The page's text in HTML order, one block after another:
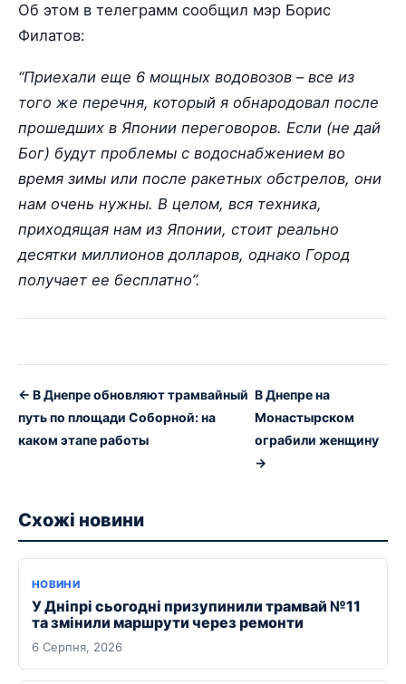
Об этом в телеграмм сообщил мэр Борис
Филатов:
“Приехали еще 6 мощных водовозов – все из
того же перечня, который я обнародовал после
прошедших в Японии переговоров. Если (не дай
Бог) будут проблемы с водоснабжением во
время зимы или после ракетных обстрелов, они
нам очень нужны. В целом, вся техника,
приходящая нам из Японии, стоит реально
десятки миллионов долларов, однако Город
получает ее бесплатно”.
← В Днепре обновляют трамвайный
путь по площади Соборной: на
каком этапе работы
В Днепре на
Монастырском
ограбили женщину
→
Схожі новини
НОВИНИ
У Дніпрі сьогодні призупинили трамвай №11
та змінили маршрути через ремонти
6 Серпня, 2026